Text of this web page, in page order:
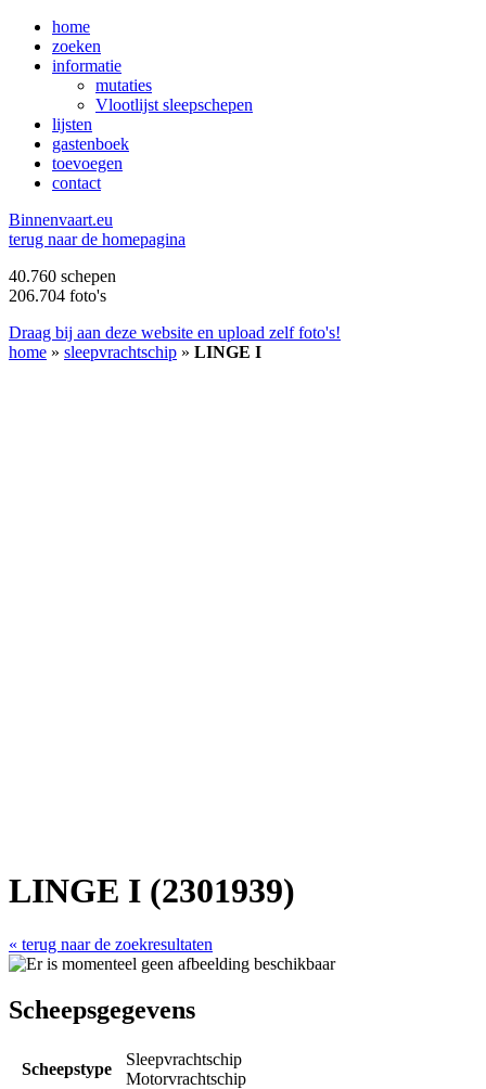
home
zoeken
informatie
mutaties
Vlootlijst sleepschepen
lijsten
gastenboek
toevoegen
contact
Binnenvaart.eu
terug naar de homepagina
40.760 schepen
206.704 foto's
Draag bij aan deze website en upload zelf foto's!
home » sleepvrachtschip » LINGE I
LINGE I (2301939)
« terug naar de zoekresultaten
Scheepsgegevens
Scheepstype
Sleepvrachtschip
Motorvrachtschip